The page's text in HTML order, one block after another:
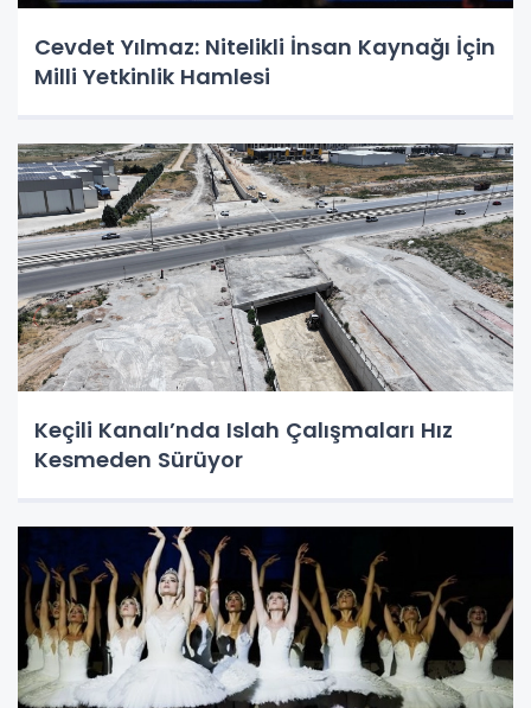
Cevdet Yılmaz: Nitelikli İnsan Kaynağı İçin
Milli Yetkinlik Hamlesi
Keçili Kanalı’nda Islah Çalışmaları Hız
Kesmeden Sürüyor